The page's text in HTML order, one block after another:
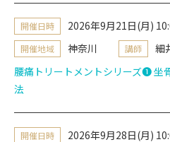
開催日時 2026年9月21日(月)
開催地域 神奈川 講師
細
腰痛トリートメントシリーズ❶ 坐
法
開催日時 2026年9月28日(月)